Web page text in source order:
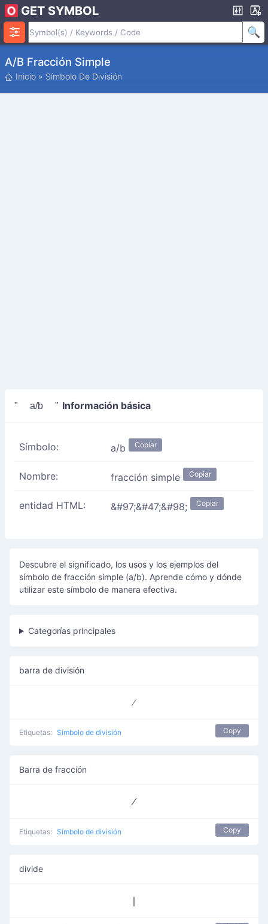
GET SYMBOL
A/b Fracción Simple
Inicio » Símbolo De División
" a/b " Información básica
Símbolo: a/b Copiar
Nombre: fracción simple Copiar
entidad HTML: &#97;&#47;&#98; Copiar
Descubre el significado, los usos y los ejemplos del
símbolo de fracción simple (a/b). Aprende cómo y dónde
utilizar este símbolo de manera efectiva.
Categorías principales
barra de división
Etiquetas: Símbolo de división Copy
Barra de fracción
⁄
Etiquetas: Símbolo de división Copy
divide
∣